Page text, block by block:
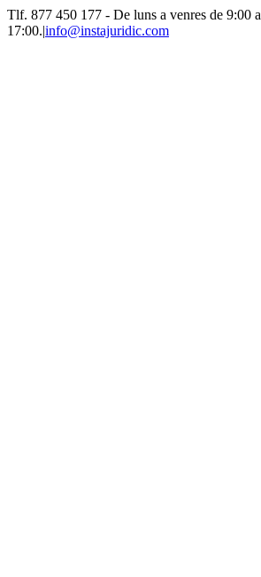
Skip
to
Tlf. 877 450 177‬ - De luns a venres de 9:00 a
17:00.|info@instajuridic.com